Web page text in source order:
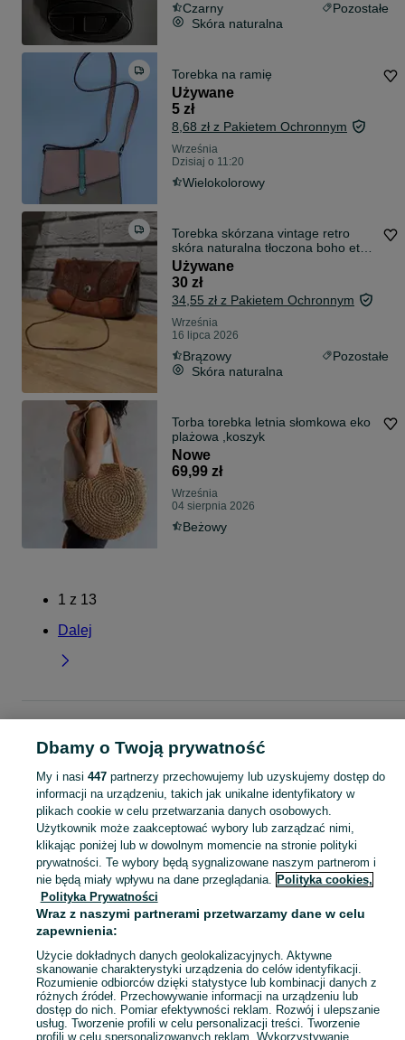
Czarny
Pozostałe
Skóra naturalna
Torebka na ramię
Używane
5 zł
8,68 zł z Pakietem Ochronnym
Września
Dzisiaj o 11:20
Wielokolorowy
Torebka skórzana vintage retro
skóra naturalna tłoczona boho etno
rzemyk
Używane
30 zł
34,55 zł z Pakietem Ochronnym
Września
16 lipca 2026
Brązowy
Pozostałe
Skóra naturalna
Torba torebka letnia słomkowa eko
plażowa ,koszyk
Nowe
69,99 zł
Września
04 sierpnia 2026
Beżowy
1 z 13
Dalej
Wielkopolskie
Torby na ramię - Września
KATEGORIA
Szeroki wybór toreb na ramię Września ▶️ skórzane, materiałowe, duże i casualowe ✅ Nowe i używane w atrakcyjnych cenach ✌ Znajdź oferty na OLX.pl! Zobacz
Mapa kategorii
Mapa miejscowości
Mapa ministron
Popularne wyszukiwania
Dbamy o Twoją prywatność
My i nasi 447partnerzy przechowujemy lub uzyskujemy dostęp do
informacji na urządzeniu, takich jak unikalne identyfikatory w
plikach cookie w celu przetwarzania danych osobowych.
Użytkownik może zaakceptować wybory lub zarządzać nimi,
klikając poniżej lub w dowolnym momencie na stronie polityki
prywatności. Te wybory będą sygnalizowane naszym partnerom i
nie będą miały wpływu na dane przeglądania. Polityka cookies,
Polityka Prywatności
Wraz z naszymi partnerami przetwarzamy dane w celu
zapewnienia:
Użycie dokładnych danych geolokalizacyjnych. Aktywne
skanowanie charakterystyki urządzenia do celów identyfikacji.
Rozumienie odbiorców dzięki statystyce lub kombinacji danych z
różnych źródeł. Przechowywanie informacji na urządzeniu lub
dostęp do nich. Pomiar efektywności reklam. Rozwój i ulepszanie
usług. Tworzenie profili w celu personalizacji treści. Tworzenie
profili w celu spersonalizowanych reklam. Wykorzystywanie